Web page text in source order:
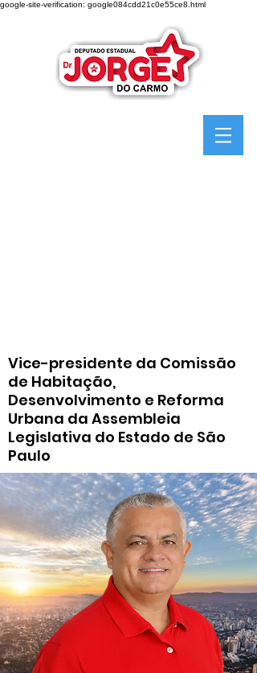
google-site-verification: google084cdd21c0e55ce8.html
Vice-presidente da Comissão
de Habitação,
Desenvolvimento e Reforma
Urbana da Assembleia
Legislativa do Estado de São
Paulo